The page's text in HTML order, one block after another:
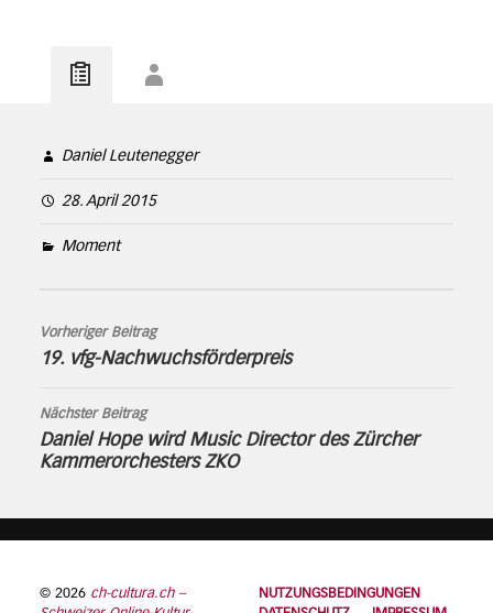
Daniel Leutenegger
28. April 2015
Moment
Vorheriger Beitrag
19. vfg-Nachwuchsförderpreis
Nächster Beitrag
Daniel Hope wird Music Director des Zürcher
Kammerorchesters ZKO
© 2026 ch-cultura.ch –
NUTZUNGSBEDINGUNGEN